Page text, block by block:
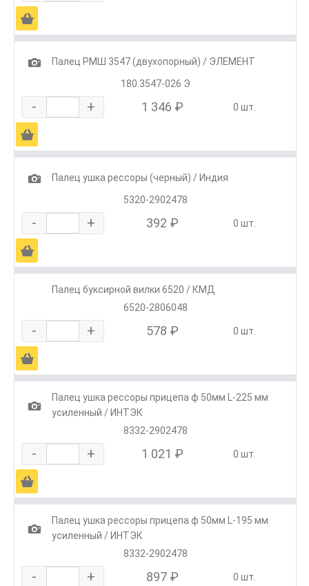
Ä
1
Палец РМШ 3547 (двухопорный) / ЭЛЕМЕНТ
180.3547-026 Э
- + 1 346 ₽ 0 шт.
Ä
1
Палец ушка рессоры (черный) / Индия
5320-2902478
- + 392 ₽ 0 шт.
Ä
Палец буксирной вилки 6520 / КМД
6520-2806048
- + 578 ₽ 0 шт.
Ä
1
Палец ушка рессоры прицепа ф 50мм L-225 мм
усиленный / ИНТЭК
8332-2902478
- + 1 021 ₽ 0 шт.
Ä
1
Палец ушка рессоры прицепа ф 50мм L-195 мм
усиленный / ИНТЭК
8332-2902478
- + 897 ₽ 0 шт.